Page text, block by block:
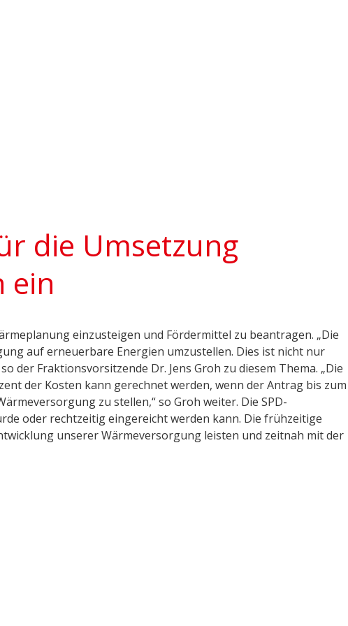
die Umsetzung
ein
einzusteigen und Fördermittel zu beantragen. „Die
auf erneuerbare Energien umzustellen. Dies ist nicht nur
Fraktionsvorsitzende Dr. Jens Groh zu diesem Thema. „Die
der Kosten kann gerechnet werden, wenn der Antrag bis zum
zu stellen,“ so Groh weiter. Die SPD-
oder rechtzeitig eingereicht werden kann. Die frühzeitige
unserer Wärmeversorgung leisten und zeitnah mit der